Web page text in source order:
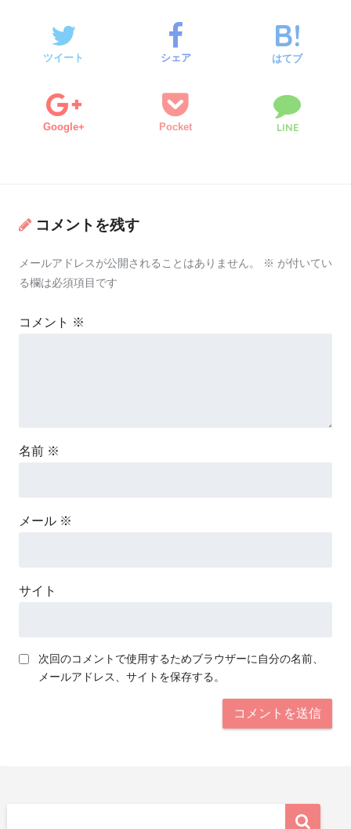
ツイート シェア はてブ
Google+ Pocket LINE
コメントを残す
メールアドレスが公開されることはありません。 ※ が付いてい
る欄は必須項目です
コメント ※
名前 ※
メール ※
サイト
次回のコメントで使用するためブラウザーに自分の名前、
メールアドレス、サイトを保存する。